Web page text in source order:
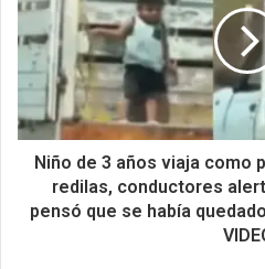
Niño de 3 años viaja como
redilas, conductores
pensó que se había